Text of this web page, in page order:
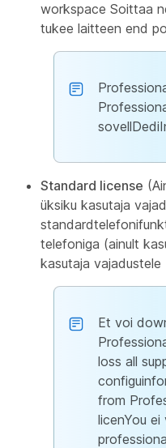
workspace Soittaa
tukee laitteen end
Standard license
üksiku kasutaja
telefoniga (ainult
kasutaja vajadustele
Et voi
loss all
from
licenYou